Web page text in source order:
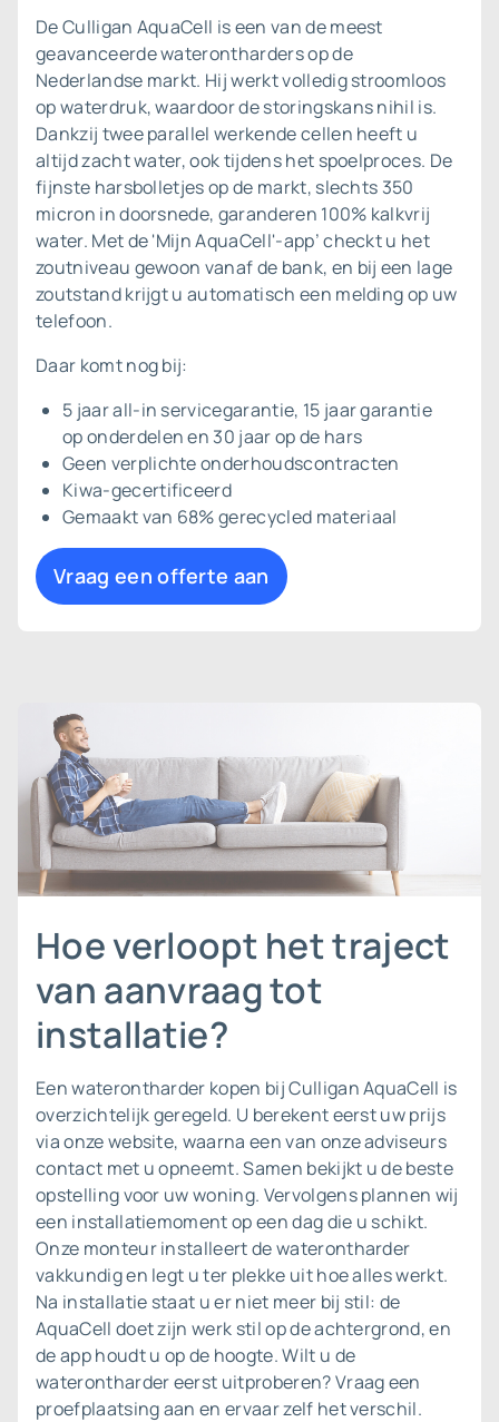
De Culligan AquaCell is een van de meest
geavanceerde waterontharders op de
Nederlandse markt. Hij werkt volledig stroomloos
op waterdruk, waardoor de storingskans nihil is.
Dankzij twee parallel werkende cellen heeft u
altijd zacht water, ook tijdens het spoelproces. De
fijnste harsbolletjes op de markt, slechts 350
micron in doorsnede, garanderen 100% kalkvrij
water. Met de 'Mijn AquaCell'-app’ checkt u het
zoutniveau gewoon vanaf de bank, en bij een lage
zoutstand krijgt u automatisch een melding op uw
telefoon.
Daar komt nog bij:
5 jaar all-in servicegarantie, 15 jaar garantie
op onderdelen en 30 jaar op de hars
Geen verplichte onderhoudscontracten
Kiwa-gecertificeerd
Gemaakt van 68% gerecycled materiaal
Vraag een offerte aan
Hoe verloopt het traject
van aanvraag tot
installatie?
Een waterontharder kopen bij Culligan AquaCell is
overzichtelijk geregeld. U berekent eerst uw prijs
via onze website, waarna een van onze adviseurs
contact met u opneemt. Samen bekijkt u de beste
opstelling voor uw woning. Vervolgens plannen wij
een installatiemoment op een dag die u schikt.
Onze monteur installeert de waterontharder
vakkundig en legt u ter plekke uit hoe alles werkt.
Na installatie staat u er niet meer bij stil: de
AquaCell doet zijn werk stil op de achtergrond, en
de app houdt u op de hoogte. Wilt u de
waterontharder eerst uitproberen? Vraag een
proefplaatsingaan en ervaar zelf het verschil.